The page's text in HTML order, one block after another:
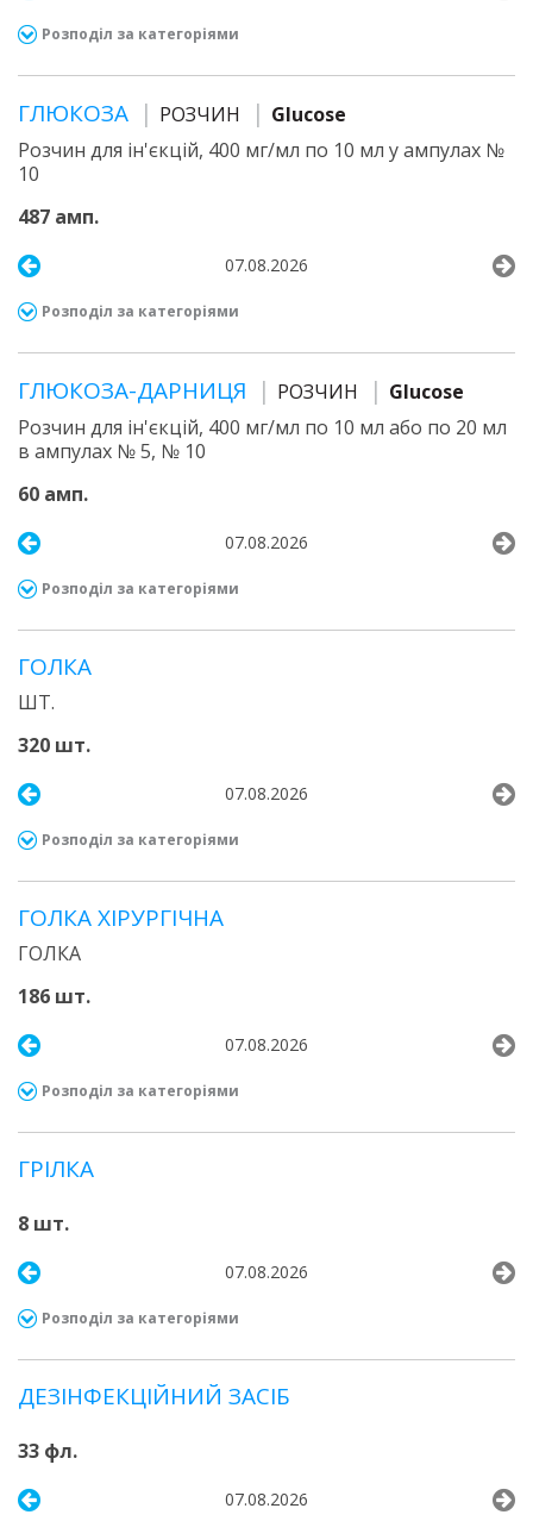
Розподіл за категоріями
ГЛЮКОЗА РОЗЧИН
Glucose
Розчин для ін'єкцій, 400 мг/мл по 10 мл у ампулах №
10
487 амп.
07.08.2026
Розподіл за категоріями
ГЛЮКОЗА-ДАРНИЦЯ РОЗЧИН
Glucose
Розчин для ін'єкцій, 400 мг/мл по 10 мл або по 20 мл
в ампулах № 5, № 10
60 амп.
07.08.2026
Розподіл за категоріями
ГОЛКА
ШТ.
320 шт.
07.08.2026
Розподіл за категоріями
ГОЛКА ХІРУРГІЧНА
ГОЛКА
186 шт.
07.08.2026
Розподіл за категоріями
ГРІЛКА
8 шт.
07.08.2026
Розподіл за категоріями
ДЕЗІНФЕКЦІЙНИЙ ЗАСІБ
33 фл.
07.08.2026